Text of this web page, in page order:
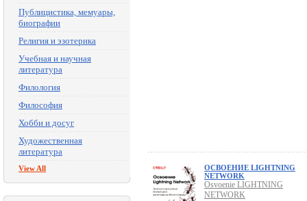
Публицистика, мемуары,
биографии
Религия и эзотерика
Учебная и научная
литература
Филология
Философия
Хобби и досуг
Художественная
литература
View All
ОСВОЕНИЕ LIGHTNING
NETWORK
Osvoenie LIGHTNING
NETWORK